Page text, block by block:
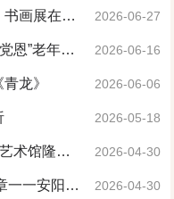
画展在安
2026-06-27
恩”老年书
2026-06-16
龙》 2026-06-06
2026-05-18
术馆隆重
2026-04-30
一一安阳市
2026-04-30